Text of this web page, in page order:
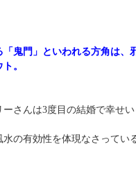
「鬼門」といわれる方角は、
。
さんは3度目の結婚で幸せい
水の有効性を体現なさってい